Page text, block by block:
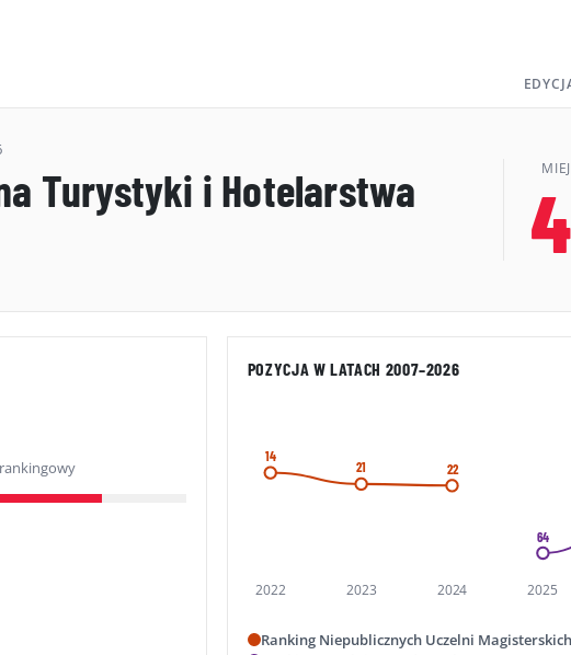
Turystyki i Hotelarstwa
POZYCJA W LATACH 2007–2026
2022 2023 2024 2025
14
21 22
64
Ranking Niepublicznych Uczelni Magisterskich